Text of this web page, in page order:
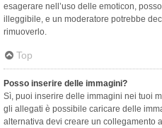
esagerare nell’uso delle emoticon,
illeggibile, e un moderatore potrebbe
rimuoverlo.
Top
Posso inserire delle immagini?
Sì, puoi inserire delle immagini nei tuoi
gli allegati è possibile caricare delle
alternativa devi creare un collegamento